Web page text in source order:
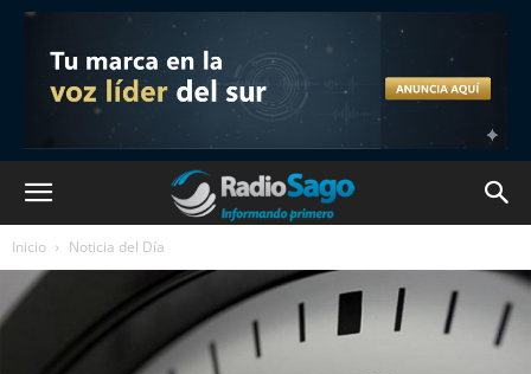
Inicio Noticia del Día